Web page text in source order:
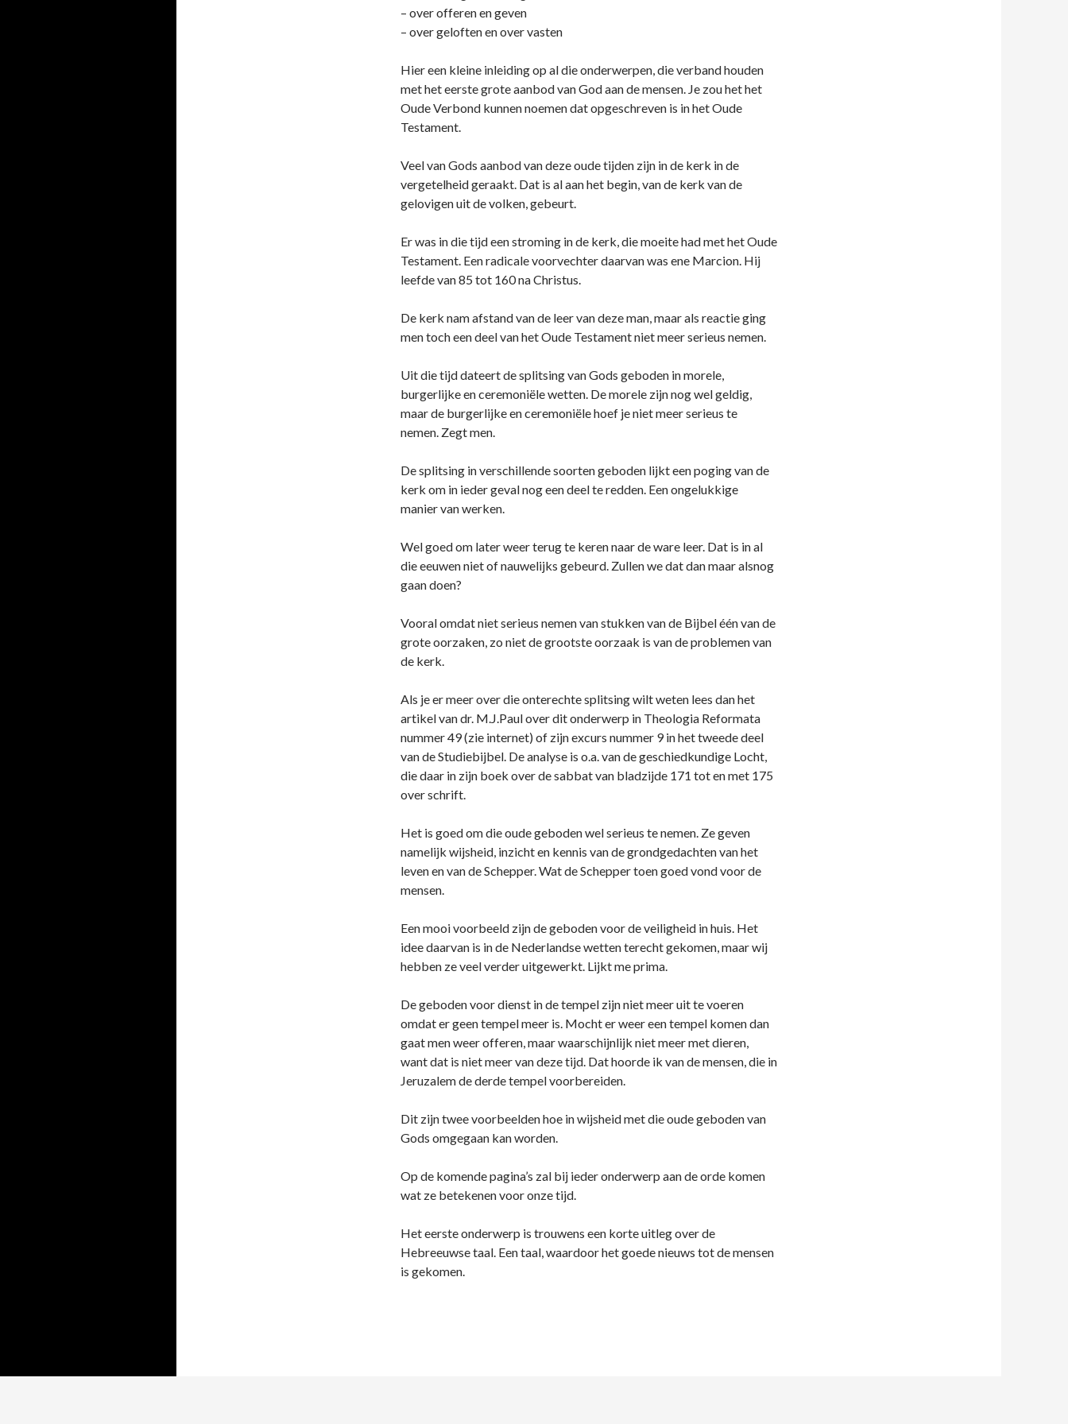
– over offeren en geven
– over geloften en over vasten
Hier een kleine inleiding op al die onderwerpen, die verband houden
met het eerste grote aanbod van God aan de mensen. Je zou het het
Oude Verbond kunnen noemen dat opgeschreven is in het Oude
Testament.
Veel van Gods aanbod van deze oude tijden zijn in de kerk in de
vergetelheid geraakt. Dat is al aan het begin, van de kerk van de
gelovigen uit de volken, gebeurt.
Er was in die tijd een stroming in de kerk, die moeite had met het Oude
Testament. Een radicale voorvechter daarvan was ene Marcion. Hij
leefde van 85 tot 160 na Christus.
De kerk nam afstand van de leer van deze man, maar als reactie ging
men toch een deel van het Oude Testament niet meer serieus nemen.
Uit die tijd dateert de splitsing van Gods geboden in morele,
burgerlijke en ceremoniële wetten. De morele zijn nog wel geldig,
maar de burgerlijke en ceremoniële hoef je niet meer serieus te
nemen. Zegt men.
De splitsing in verschillende soorten geboden lijkt een poging van de
kerk om in ieder geval nog een deel te redden. Een ongelukkige
manier van werken.
Wel goed om later weer terug te keren naar de ware leer. Dat is in al
die eeuwen niet of nauwelijks gebeurd. Zullen we dat dan maar alsnog
gaan doen?
Vooral omdat niet serieus nemen van stukken van de Bijbel één van de
grote oorzaken, zo niet de grootste oorzaak is van de problemen van
de kerk.
Als je er meer over die onterechte splitsing wilt weten lees dan het
artikel van dr. M.J.Paul over dit onderwerp in Theologia Reformata
nummer 49 (zie internet) of zijn excurs nummer 9 in het tweede deel
van de Studiebijbel. De analyse is o.a. van de geschiedkundige Locht,
die daar in zijn boek over de sabbat van bladzijde 171 tot en met 175
over schrift.
Het is goed om die oude geboden wel serieus te nemen. Ze geven
namelijk wijsheid, inzicht en kennis van de grondgedachten van het
leven en van de Schepper. Wat de Schepper toen goed vond voor de
mensen.
Een mooi voorbeeld zijn de geboden voor de veiligheid in huis. Het
idee daarvan is in de Nederlandse wetten terecht gekomen, maar wij
hebben ze veel verder uitgewerkt. Lijkt me prima.
De geboden voor dienst in de tempel zijn niet meer uit te voeren
omdat er geen tempel meer is. Mocht er weer een tempel komen dan
gaat men weer offeren, maar waarschijnlijk niet meer met dieren,
want dat is niet meer van deze tijd. Dat hoorde ik van de mensen, die in
Jeruzalem de derde tempel voorbereiden.
Dit zijn twee voorbeelden hoe in wijsheid met die oude geboden van
Gods omgegaan kan worden.
Op de komende pagina’s zal bij ieder onderwerp aan de orde komen
wat ze betekenen voor onze tijd.
Het eerste onderwerp is trouwens een korte uitleg over de
Hebreeuwse taal. Een taal, waardoor het goede nieuws tot de mensen
is gekomen.